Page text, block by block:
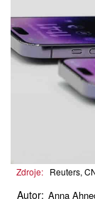
Zdroje: Reuters,
Autor: Anna